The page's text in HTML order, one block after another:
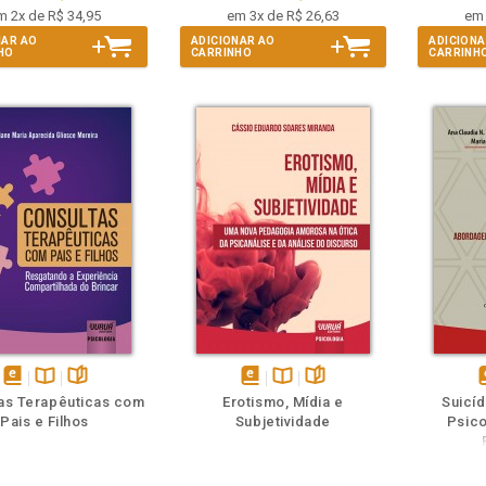
2x de R$ 34,95
AO
em 3x de R$ 26,63
ADICIONAR AO
CARRINHO
disponível
em
Disponível
na
páginas
Terapêuticas com
Pais e Filhos
disponível
em
Disponível
na
páginas
Erotismo, Mídia e
Subjetividade
TambémFolheie